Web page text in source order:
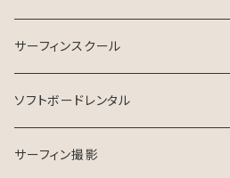
INSPIRE SURFBOARD
USEDサーフボード
ESSENCE SURFBOARD
サーフィンスクール
マンツーマン
サーフガイド
ソフトボードレンタル
サーフィン撮影